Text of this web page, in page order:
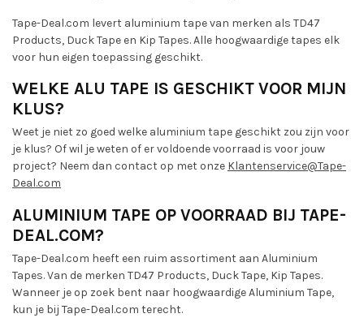
Tape-Deal.com levert aluminium tape van merken als TD47
Products, Duck Tape en Kip Tapes. Alle hoogwaardige tapes elk
voor hun eigen toepassing geschikt.
WELKE ALU TAPE IS GESCHIKT VOOR MIJN
KLUS?
Weet je niet zo goed welke aluminium tape geschikt zou zijn voor
je klus? Of wil je weten of er voldoende voorraad is voor jouw
project? Neem dan contact op met onze Klantenservice@Tape-
Deal.com
ALUMINIUM TAPE OP VOORRAAD BIJ TAPE-
DEAL.COM?
Tape-Deal.com heeft een ruim assortiment aan Aluminium
Tapes. Van de merken TD47 Products, Duck Tape, Kip Tapes.
Wanneer je op zoek bent naar hoogwaardige Aluminium Tape,
kun je bij Tape-Deal.com terecht.